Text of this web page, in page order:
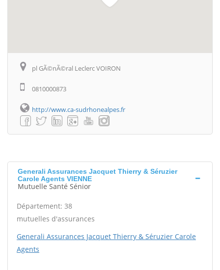
pl GÃ©nÃ©ral Leclerc VOIRON
0810000873
http://www.ca-sudrhonealpes.fr
Generali Assurances Jacquet Thierry & Séruzier
Carole Agents VIENNE
Mutuelle Santé Sénior
Département: 38
mutuelles d'assurances
Generali Assurances Jacquet Thierry & Séruzier Carole
Agents